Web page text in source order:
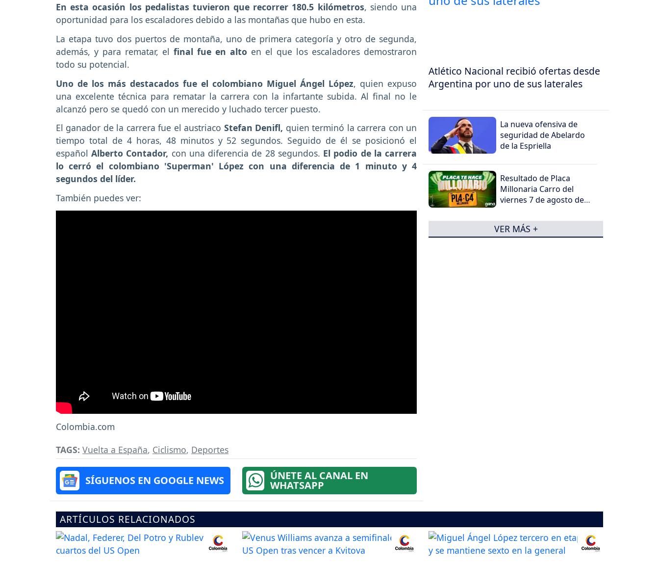
En esta ocasión los pedalistas tuvieron que recorrer 180.5 kilómetros, siendo una
oportunidad para los escaladores debido a las montañas que hubo en esta.
La etapa tuvo dos puertos de montaña, uno de primera categoría y otro de segunda,
además, y para rematar, el final fue en alto en el que los escaladores demostraron
todo su potencial.
Uno de los más destacados fue el colombiano Miguel Ángel López, quien expuso
una excelente técnica para rematar la carrera con la infartante subida. Al final no le
alcanzó pero se quedó con un merecido y luchado tercer puesto.
El ganador de la carrera fue el austriaco Stefan Denifl, quien terminó la carrera con un
tiempo total de 4 horas, 48 minutos y 52 segundos. Seguido de él se posicionó el
españolAlberto Contador, con una diferencia de 28 segundos. El podio de la carrera
lo cerró el colombiano 'Superman' López con una diferencia de 1 minuto y 4
segundos del líder.
También puedes ver:
Colombia.com
TAGS: Vuelta a España, Ciclismo, Deportes
SÍGUENOS EN GOOGLE NEWS ÚNETE AL CANAL EN
WHATSAPP
Atlético Nacional recibió ofertas desde
Argentina por uno de sus laterales
La nueva ofensiva de
seguridad de Abelardo
de la Espriella
Resultado de Placa
Millonaria Carro del
viernes 7 de agosto de
VER MÁS +
ARTÍCULOS RELACIONADOS